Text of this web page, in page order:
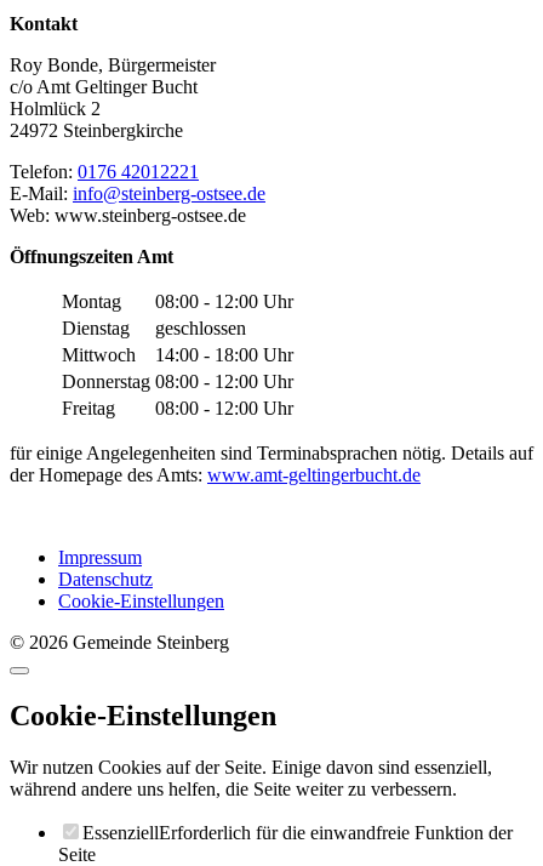
Kontakt
Roy Bonde, Bürgermeister
c/o Amt Geltinger Bucht
Holmlück 2
24972 Steinbergkirche
Telefon: 0176 42012221
E-Mail: info@steinberg-ostsee.de
Web: www.steinberg-ostsee.de
Öffnungszeiten Amt
Montag
08:00 - 12:00 Uhr
Dienstag
geschlossen
Mittwoch
14:00 - 18:00 Uhr
Donnerstag 08:00 - 12:00 Uhr
Freitag
08:00 - 12:00 Uhr
für einige Angelegenheiten sind Terminabsprachen nötig. Details auf
der Homepage des Amts: www.amt-geltingerbucht.de
Impressum
Datenschutz
Cookie-Einstellungen
© 2026 Gemeinde Steinberg
Cookie-Einstellungen
Wir nutzen Cookies auf der Seite. Einige davon sind essenziell,
während andere uns helfen, die Seite weiter zu verbessern.
EssenziellErforderlich für die einwandfreie Funktion der
Seite